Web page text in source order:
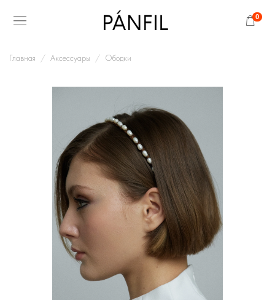
0
Главная Аксессуары Ободки